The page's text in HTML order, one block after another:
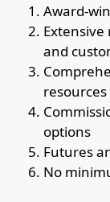
Award-
and
options
Futures
No